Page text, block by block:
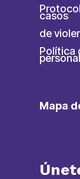
casos
de
Política
Mapa